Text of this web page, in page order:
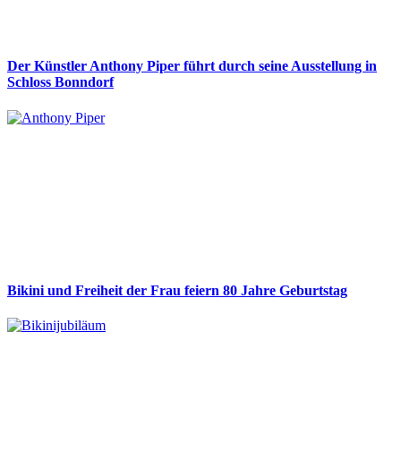
Der Künstler Anthony Piper führt durch seine Ausstellung in
Schloss Bonndorf
Bikini und Freiheit der Frau feiern 80 Jahre Geburtstag